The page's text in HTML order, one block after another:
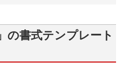
の書式テンプレート